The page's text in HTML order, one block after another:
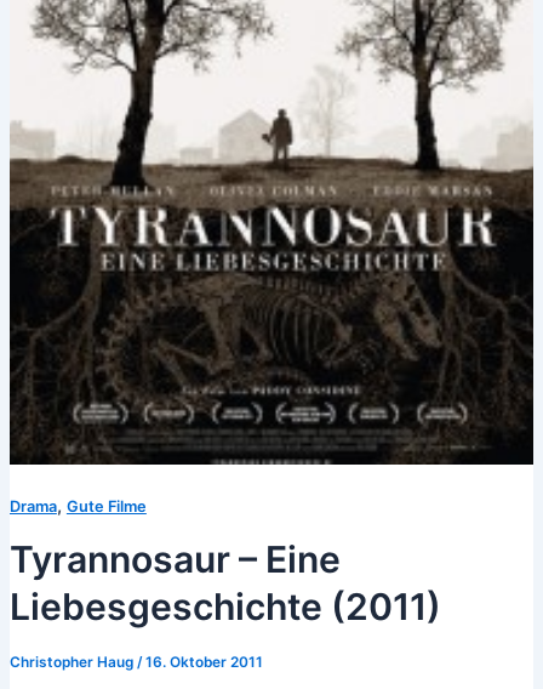
Drama, Gute Filme
Tyrannosaur – Eine
Liebesgeschichte (2011)
Christopher Haug /16. Oktober 2011